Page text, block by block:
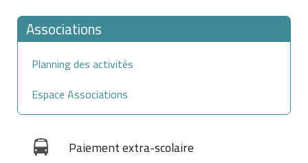
Associations
Planning des activités
Espace Associations
Paiement extra-scolaire